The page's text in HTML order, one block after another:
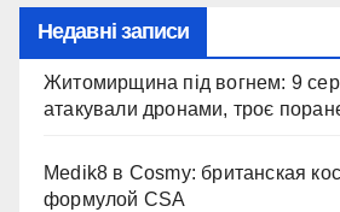
Недавні записи
Житомирщина під вогнем: 9
атакували дронами, троє
Medik8 в Cosmy: британская
формулой CSA